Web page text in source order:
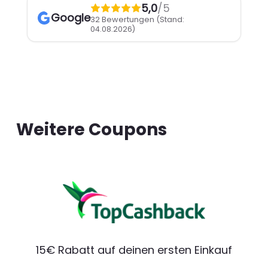
Google
5,0/5
32 Bewertungen (Stand:
04.08.2026)
Weitere Coupons
15€ Rabatt auf deinen ersten Einkauf